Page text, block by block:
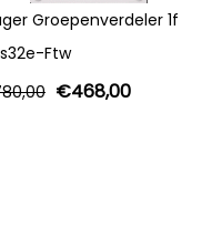
Groepenverdeler 1f
Ftw
€468,00